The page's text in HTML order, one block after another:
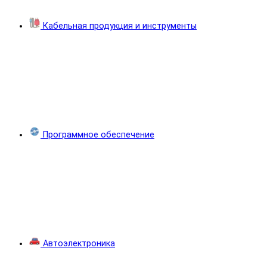
Кабельная продукция и инструменты
Программное обеспечение
Автоэлектроника